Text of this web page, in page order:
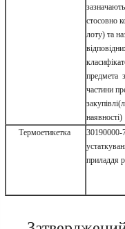
стосовно
лоту) та
предмета
частини
наявності)
Термоетикетка
30190000-
приладдя